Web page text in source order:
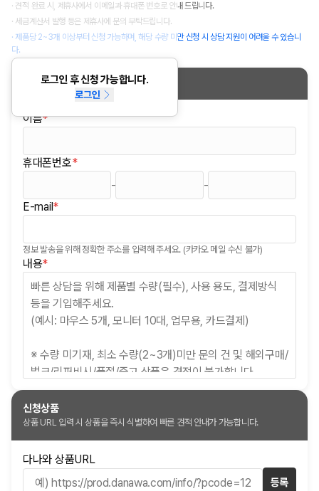
로그인 후 신청 가능합니다.
로그인
· 견적 완료 시, 제휴사에서 이메일과 휴대폰 번호로 안내 드립니다.
· 세금계산서 발행 등은 제휴사에 문의 부탁드립니다.
· 제품당 2~3개 이상부터 신청 가능하며, 해당 수량 미만 신청 시 상담 지원이 어려울 수 있습니
다.
신청정보
이름*
(필수)
휴대폰번호*
(필수)
- -
E-mail*
(필수)
정보 발송을 위해 정확한 주소를 입력해 주세요. (카카오 메일 수신 불가)
내용*(필수)
신청상품
상품 URL 입력 시 상품을 즉시 식별하여 빠른 견적 안내가 가능합니다.
다나와 상품URL
등록